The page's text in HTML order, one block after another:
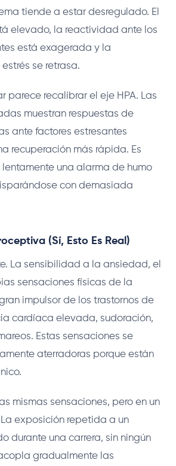
tiende a estar desregulado. El
elevado, la reactividad ante los
está exagerada y la
se retrasa.
parece recalibrar el eje HPA. Las
muestran respuestas de
ante factores estresantes
recuperación más rápida. Es
una alarma de humo
con demasiada
(Sí, Esto Es Real)
La sensibilidad a la ansiedad, el
sensaciones físicas de la
impulsor de los trastornos de
cardíaca elevada, sudoración,
Estas sensaciones se
aterradoras porque están
mismas sensaciones, pero en un
exposición repetida a un
durante una carrera, sin ningún
gradualmente las